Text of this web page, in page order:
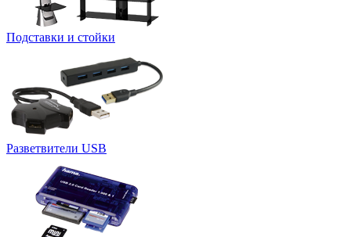
Подставки и стойки
Разветвители USB